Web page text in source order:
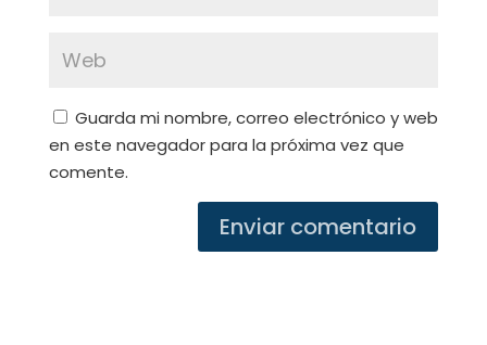
Guarda mi nombre, correo electrónico y web
en este navegador para la próxima vez que
comente.